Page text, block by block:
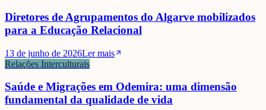
Diretores de Agrupamentos do Algarve mobilizados
para a Educação Relacional
13 de junho de 2026Ler mais
Relações Interculturais
Saúde e Migrações em Odemira: uma dimensão
fundamental da qualidade de vida